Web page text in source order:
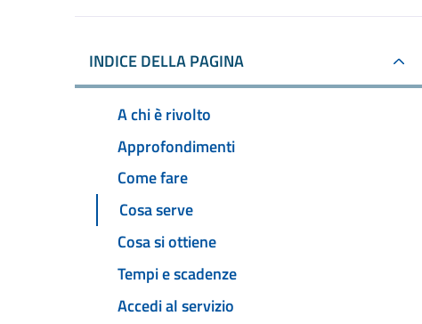
INDICE DELLA PAGINA
A chi è rivolto
Approfondimenti
Come fare
Cosa serve
Cosa si ottiene
Tempi e scadenze
Accedi al servizio